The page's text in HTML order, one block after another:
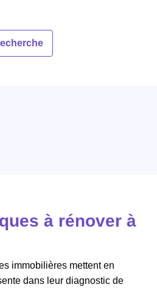
à rénover à
immobilières mettent en
dans leur diagnostic de